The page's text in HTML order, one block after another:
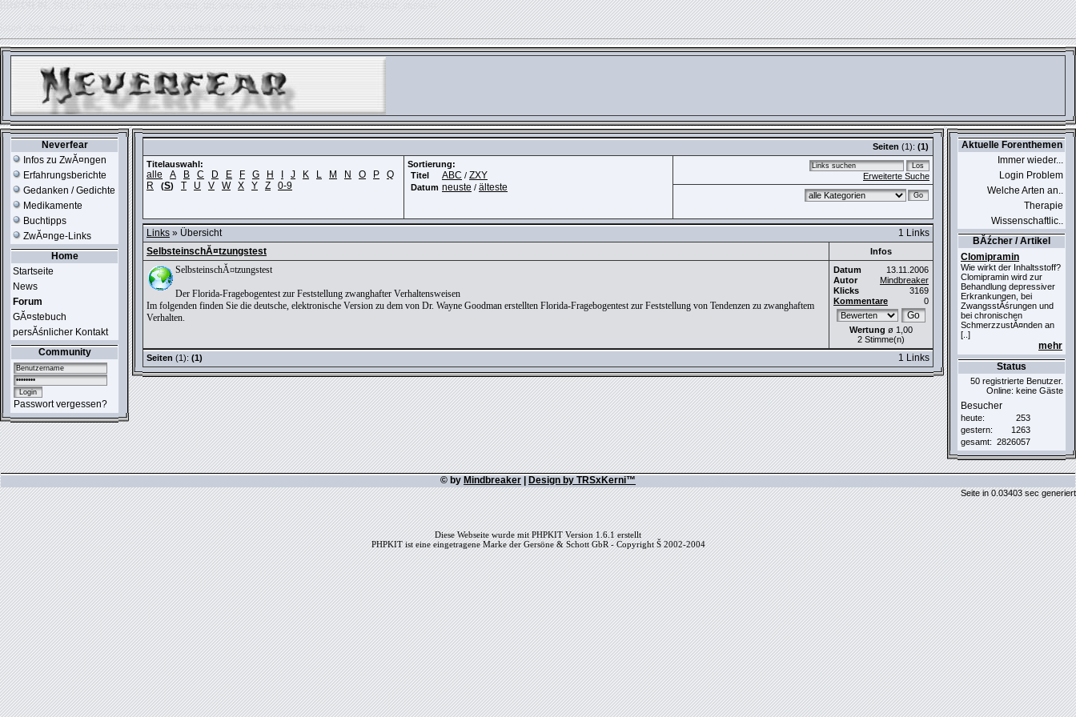
ERROR IN:SELECT session_userid, session_url, session_ip, session_expire FROM phpkit_session
table './usr_web212_1/phpkit_session' is marked as crashed and should be repaired
Neverfear
Infos zu ZwĂ¤ngen
Erfahrungsberichte
Gedanken / Gedichte
Medikamente
Buchtipps
ZwĂ¤nge-Links
Home
Startseite
News
Forum
GĂ¤stebuch
persĂśnlicher Kontakt
Community
Passwort vergessen?
Seiten (1): (1)
Titelauswahl:
alle A B C D E F G H J K L M N O P
Q
R
(S) T U V W X Y Z 0-9
Sortierung:
Titel
ABC / ZXY
Datum neuste / älteste
Erweiterte Suche
Links » Übersicht
1 Links
SelbsteinschĂ¤tzungstest
Infos
SelbsteinschĂ¤tzungstest
Der Florida-Fragebogentest zur Feststellung zwanghafter Verhaltensweisen
Im folgenden finden Sie die deutsche, elektronische Version zu dem von Dr. Wayne Goodman erstellten Florida-Fragebogentest zur Feststellung von Tendenzen zu zwanghaftem
Verhalten.
Datum
13.11.2006
Autor
Mindbreaker
Klicks
3169
Kommentare
0
Wertung ø 1,00
2 Stimme(n)
Seiten (1): (1) 1 Links
Aktuelle Forenthemen
Immer wieder...
Login Problem
Welche Arten an..
Therapie
Wissenschaftlic..
BĂźcher / Artikel
Clomipramin
Wie wirkt der Inhaltsstoff?
Clomipramin wird zur
Behandlung depressiver
Erkrankungen, bei
ZwangsstĂśrungen und
bei chronischen
SchmerzzustĂ¤nden an
[..]
mehr
Status
50 registrierte Benutzer.
Online: keine Gäste
Besucher
heute:
253
gestern:
1263
gesamt: 2826057
© by Mindbreaker Design by TRSxKerni™
Seite in 0.03403 sec generiert
Diese Webseite wurde mit PHPKIT Version 1.6.1 erstellt
PHPKIT ist eine eingetragene Marke der Gersöne & Schott GbR - Copyright Š 2002-2004